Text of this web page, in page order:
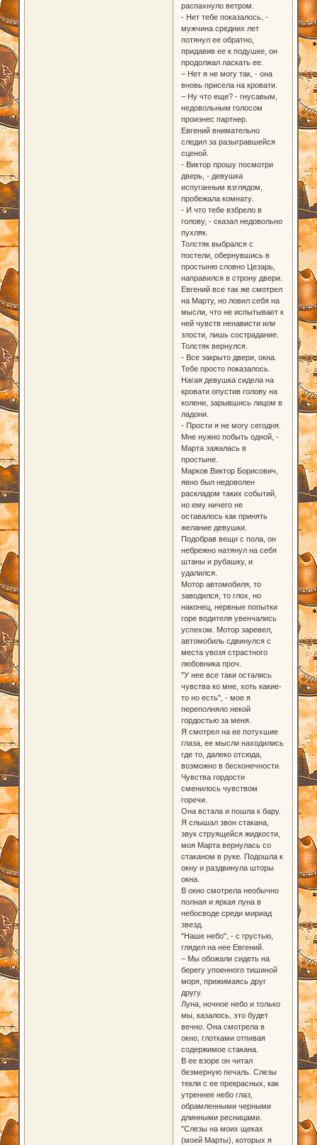
распахнуло ветром.
- Нет тебе показалось, -
мужчина средних лет
потянул ее обратно,
придавив ее к подушке, он
продолжал ласкать ее.
– Нет я не могу так, - она
вновь присела на кровати.
– Ну что еще? - гнусавым,
недовольным голосом
произнес партнер.
Евгений внимательно
следил за разыгравшейся
сценой.
- Виктор прошу посмотри
дверь, - девушка
испуганным взглядом,
пробежала комнату.
- И что тебе взбрело в
голову, - сказал недовольно
пухляк.
Толстяк выбрался с
постели, обернувшись в
простыню словно Цезарь,
направился в строну двери.
Евгений все так же смотрел
на Марту, но ловил себя на
мысли, что не испытывает к
ней чувств ненависти или
злости, лишь сострадание.
Толстяк вернулся.
- Все закрыто двери, окна.
Тебе просто показалось.
Нагая девушка сидела на
кровати опустив голову на
колени, зарывшись лицом в
ладони.
- Прости я не могу сегодня.
Мне нужно побыть одной, -
Марта зажалась в
простыне.
Марков Виктор Борисович,
явно был недоволен
раскладом таких событий,
но ему ничего не
оставалось как принять
желание девушки.
Подобрав вещи с пола, он
небрежно натянул на себя
штаны и рубашку, и
удалился.
Мотор автомобиля, то
заводился, то глох, но
наконец, нервные попытки
горе водителя увенчались
успехом. Мотор заревел,
автомобиль сдвинулся с
места увозя страстного
любовника проч.
"У нее все таки остались
чувства ко мне, хоть какие-
то но есть", - мое я
переполняло некой
гордостью за меня.
Я смотрел на ее потухшие
глаза, ее мысли находились
где то, далеко отсюда,
возможно в бесконечности.
Чувства гордости
сменилось чувством
горечи.
Она встала и пошла к бару.
Я слышал звон стакана,
звук струящейся жидкости,
моя Марта вернулась со
стаканом в руке. Подошла к
окну и раздвинула шторы
окна.
В окно смотрела необычно
полная и яркая луна в
небосводе среди мириад
звезд.
"Наше небо", - с грустью,
глядел на нее Евгений.
– Мы обожали сидеть на
берегу упоенного тишиной
моря, прижимаясь друг
другу.
Луна, ночное небо и только
мы, казалось, это будет
вечно. Она смотрела в
окно, глотками отпивая
содержимое стакана.
В ее взоре он читал
безмерную печаль. Слезы
текли с ее прекрасных, как
утреннее небо глаз,
обрамленными черными
длинными ресницами.
"Слезы на моих щеках
(моей Марты), которых я